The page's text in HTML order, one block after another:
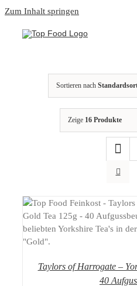
Zum Inhalt springen
Sortieren nach
Zeige 16 Produkte
Taylors of Harrogate –
40